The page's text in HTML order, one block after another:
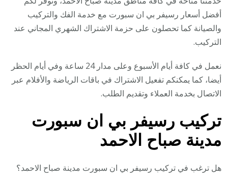
أفضل أسعار رسيفر بي ان سبورت مع خدمة الفك والتركيب
والصيانة كما تحصلون على حزمة الاشتراك الشهري المجاني عند
التركيب.
نعمل في كافة أيام الأسبوع وعلى مدار 24 ساعة وفي أيام الحظر
أيضا، كما يمكنكم تفعيل الاشتراك في باقات الرياضة والأفلام عبر
الاتصال بخدمة العملاء وتقديم الطلب.
تركيب رسيفر بي ان سبورت
مدينة صباح الاحمد
هل ترغب في تركيب رسيفر بي ان سبورت مدينة صباح الاحمد؟